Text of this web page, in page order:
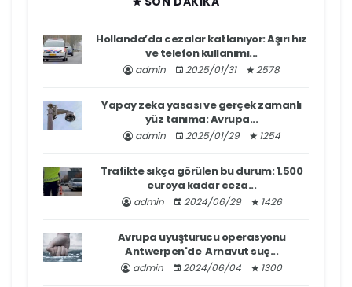
Hollanda’da cezalar katlanıyor: Aşırı hız
ve telefon kullanımı...
admin 2025/01/31 2578
Yapay zeka yasası ve gerçek zamanlı
yüz tanıma: Avrupa...
admin 2025/01/29 1254
Trafikte sıkça görülen bu durum: 1.500
euroya kadar ceza...
admin 2024/06/29 1426
Avrupa uyuşturucu operasyonu
Antwerpen'de Arnavut suç...
admin 2024/06/04 1300